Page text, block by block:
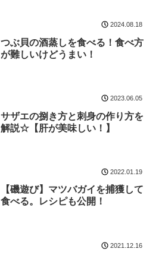
2024.08.18
つぶ貝の酒蒸しを食べる！食べ方
が難しいけどうまい！
2023.06.05
サザエの捌き方と刺身の作り方を
解説☆【肝が美味しい！】
2022.01.19
【磯遊び】マツバガイを捕獲して
食べる。レシピも公開！
2021.12.16